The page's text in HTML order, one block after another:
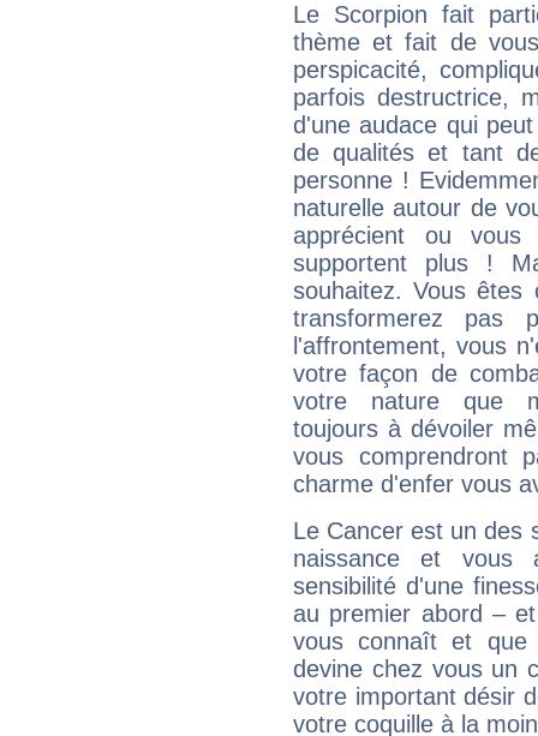
Le Scorpion fait
thème et fait de
perspicacité,
parfois destructrice,
d'une audace qui
de qualités et tant
personne !
naturelle autour de
apprécient ou
supportent plus !
souhaitez. Vous
transformerez pas
l'affrontement, vous
votre façon de
votre nature que
toujours à dévoiler
vous comprendront
charme d'enfer vous
Le Cancer est un des
naissance et vous
sensibilité d'une
au premier abord –
vous connaît et
devine chez vous un
votre important désir
votre coquille à la